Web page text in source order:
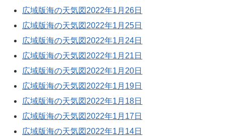
広域版海の天気図2022年1月26日
広域版海の天気図2022年1月25日
広域版海の天気図2022年1月24日
広域版海の天気図2022年1月21日
広域版海の天気図2022年1月20日
広域版海の天気図2022年1月19日
広域版海の天気図2022年1月18日
広域版海の天気図2022年1月17日
広域版海の天気図2022年1月14日